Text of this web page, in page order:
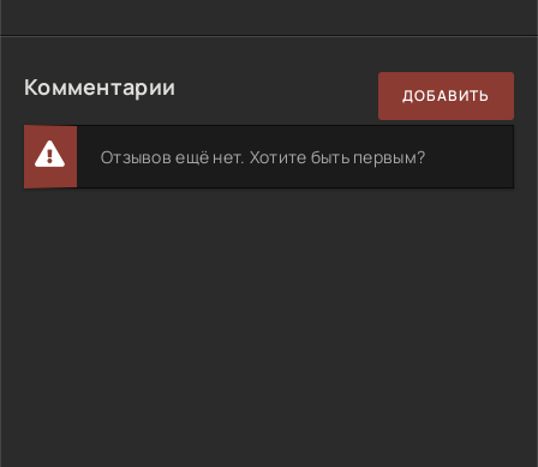
Комментарии ДОБАВИТЬ
Отзывов ещё нет. Хотите быть первым?